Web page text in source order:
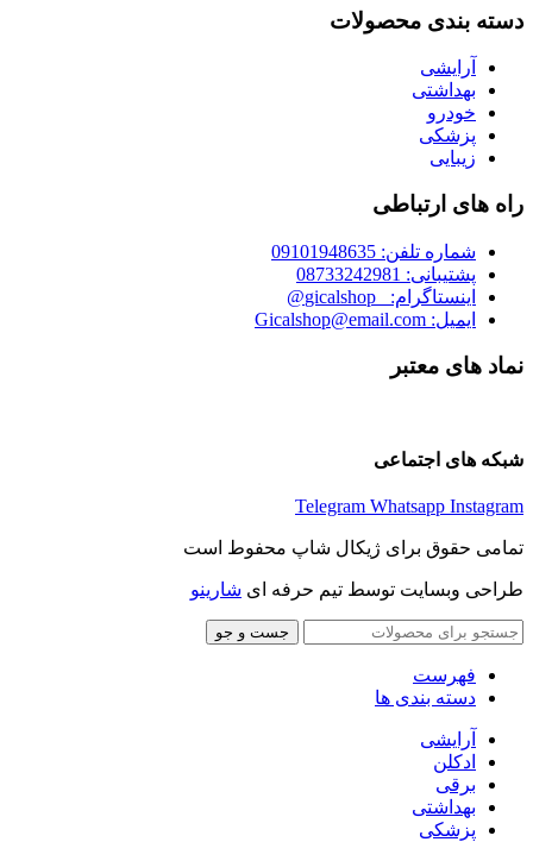
دسته بندی محصولات
آرایشی
بهداشتی
خودرو
پزشکی
زیبایی
راه های ارتباطی
شماره تلفن: 09101948635
پشتیبانی: 08733242981
اینستاگرام: _gicalshop@
ایمیل: Gicalshop@email.com
نماد های معتبر
شبکه های اجتماعی
Telegram Whatsapp Instagram
تمامی حقوق برای ژیکال شاپ محفوط است
طراحی وبسایت توسط تیم حرفه ای شارینو
جست و جو
فهرست
دسته بندی ها
آرایشی
ادکلن
برقی
بهداشتی
پزشکی